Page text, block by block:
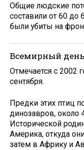
Общие людские
составили от 60 до
были убиты на
Всемирный
Отмечается с 2002
сентября.
Предки этих птиц
динозавров, около
Исторической
Америка, откуда
затем в Африку и